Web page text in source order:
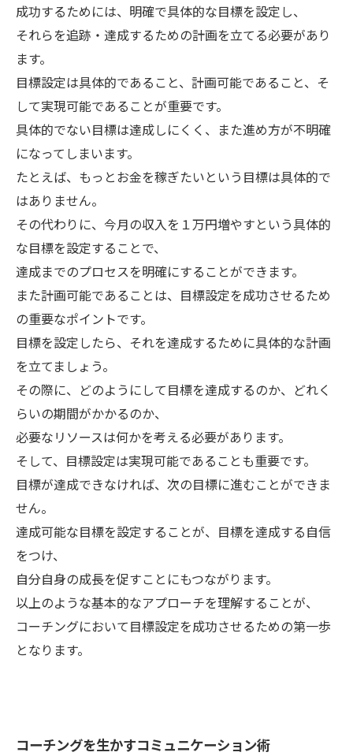
成功するためには、明確で具体的な目標を設定し、
それらを追跡・達成するための計画を立てる必要があり
ます。
目標設定は具体的であること、計画可能であること、そ
して実現可能であることが重要です。
具体的でない目標は達成しにくく、また進め方が不明確
になってしまいます。
たとえば、もっとお金を稼ぎたいという目標は具体的で
はありません。
その代わりに、今月の収入を１万円増やすという具体的
な目標を設定することで、
達成までのプロセスを明確にすることができます。
また計画可能であることは、目標設定を成功させるため
の重要なポイントです。
目標を設定したら、それを達成するために具体的な計画
を立てましょう。
その際に、どのようにして目標を達成するのか、どれく
らいの期間がかかるのか、
必要なリソースは何かを考える必要があります。
そして、目標設定は実現可能であることも重要です。
目標が達成できなければ、次の目標に進むことができま
せん。
達成可能な目標を設定することが、目標を達成する自信
をつけ、
自分自身の成長を促すことにもつながります。
以上のような基本的なアプローチを理解することが、
コーチングにおいて目標設定を成功させるための第一歩
となります。
コーチングを生かすコミュニケーション術